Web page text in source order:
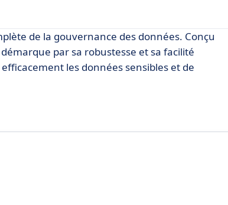
de la gouvernance des données. Conçu
par sa robustesse et sa facilité
les données sensibles et de